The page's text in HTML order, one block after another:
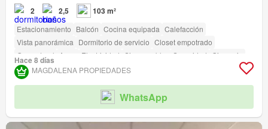
2 2,5 103 m²
Estacionamiento Balcón Cocina equipada Calefacción
Vista panorámica Dormitorio de servicio Closet empotrado
Gas natural
Agua Electricidad Sin amueblar Seguridad
Gimnasio
Piscina Ascensor Acceso para personas con discapacidad
Hace 8 días
MAGDALENA PROPIEDADES
WhatsApp